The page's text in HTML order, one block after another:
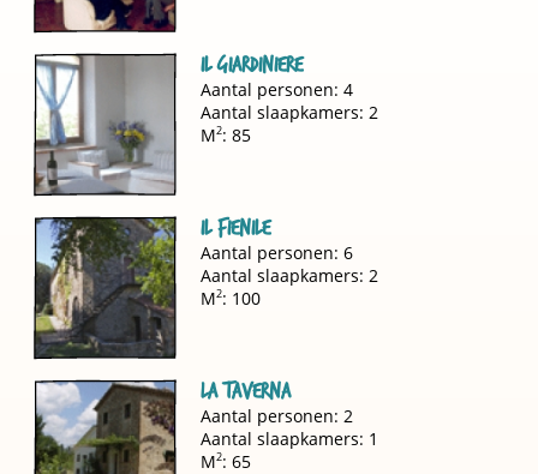
Il Giardiniere
Aantal personen: 4
Aantal slaapkamers: 2
M2: 85
Il Fienile
Aantal personen: 6
Aantal slaapkamers: 2
M2: 100
La Taverna
Aantal personen: 2
Aantal slaapkamers: 1
M2: 65